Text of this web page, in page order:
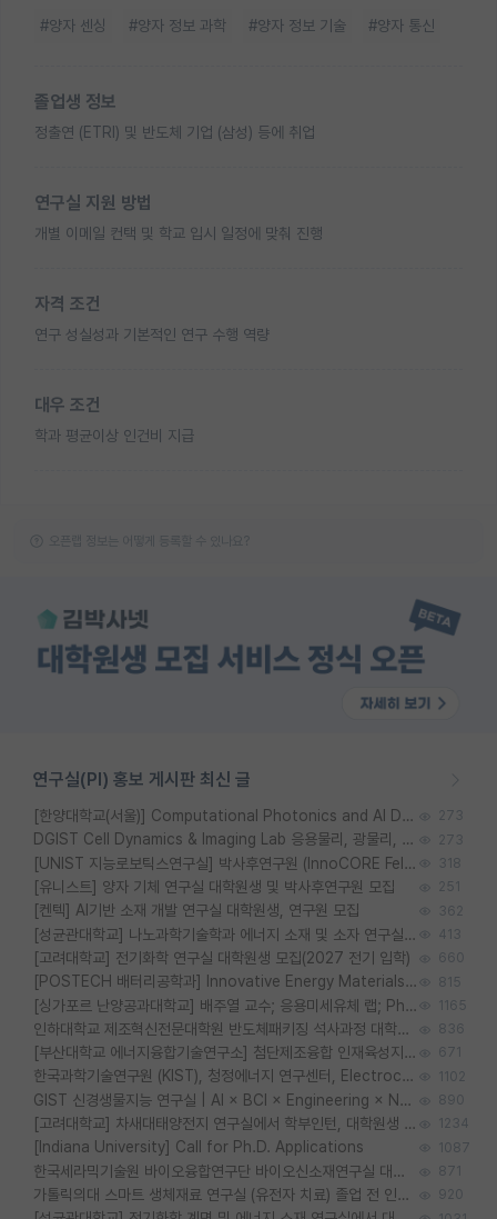
#양자 센싱 #양자 정보 과학 #양자 정보 기술 #양자 통신
졸업생 정보
정출연 (ETRI) 및 반도체 기업 (삼성) 등에 취업
연구실 지원 방법
개별 이메일 컨택 및 학교 입시 일정에 맞춰 진행
자격 조건
연구 성실성과 기본적인 연구 수행 역량
대우 조건
학과 평균이상 인건비 지급
오픈랩 정보는 어떻게 등록할 수 있나요?
연구실(PI) 홍보 게시판 최신 글
[한양대학교(서울)] Computational Photonics and AI Design Lab 대학원생 모집 273
DGIST Cell Dynamics & Imaging Lab 응용물리, 광물리, 양자, 생물물리 대학원생 모집 [삼성과제, 전문연TO] 273
[UNIST 지능로보틱스연구실] 박사후연구원 (InnoCORE Fellow) 모집 공고 318
[유니스트] 양자 기체 연구실 대학원생 및 박사후연구원 모집 251
[켄텍] AI기반 소재 개발 연구실 대학원생, 연구원 모집 362
[성균관대학교] 나노과학기술학과 에너지 소재 및 소자 연구실 대학원생 모집 413
[고려대학교] 전기화학 연구실 대학원생 모집(2027 전기 입학) 660
[POSTECH 배터리공학과] Innovative Energy Materials Lab 대학원생 모집 (특성화대학원) 815
[싱가포르 난양공과대학교] 배주열 교수; 응용미세유체 랩; PhD/Postdoc/Visiting 모집 1165
인하대학교 제조혁신전문대학원 반도체패키징 석사과정 대학원생 모집 836
[부산대학교 에너지융합기술연구소] 첨단제조융합 인재육성지원 박사후연구원 채용 (이진홍 교수님 연구실) 671
한국과학기술연구원 (KIST), 청정에너지 연구센터, Electrochemical Materials and Devices (Emd) Lab에서 학생을 모집합니다. (연,고대) 1102
GIST 신경생물지능 연구실 | AI × BCI × Engineering × Neuroscience 이노코어 Post-doc 모집 890
[고려대학교] 차새대태양전지 연구실에서 학부인턴, 대학원생 및 Post.Doc.을 모집합니다. 1234
[Indiana University] Call for Ph.D. Applications 1087
한국세라믹기술원 바이오융합연구단 바이오신소재연구실 대학원생/학부인턴 모집 871
가톨릭의대 스마트 생체재료 연구실 (유전자 치료) 졸업 전 인턴 및 대학원생 모집 920